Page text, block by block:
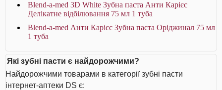
Blend-a-med 3D White Зубна паста Анти Карієс
Делікатне відбілювання 75 мл 1 туба
Blend-a-med Анти Карієс Зубна паста Оріджинал 75 мл
1 туба
Які зубні пасти є найдорожчими?
Найдорожчими товарами в категорії зубні пасти
інтернет-аптеки DS є: